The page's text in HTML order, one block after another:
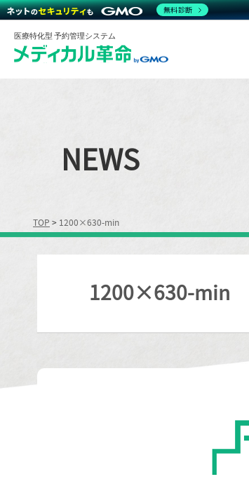
医療特化型 予約管理システム
NEWS
TOP > 1200×630-min
1200×630-min
無料診断